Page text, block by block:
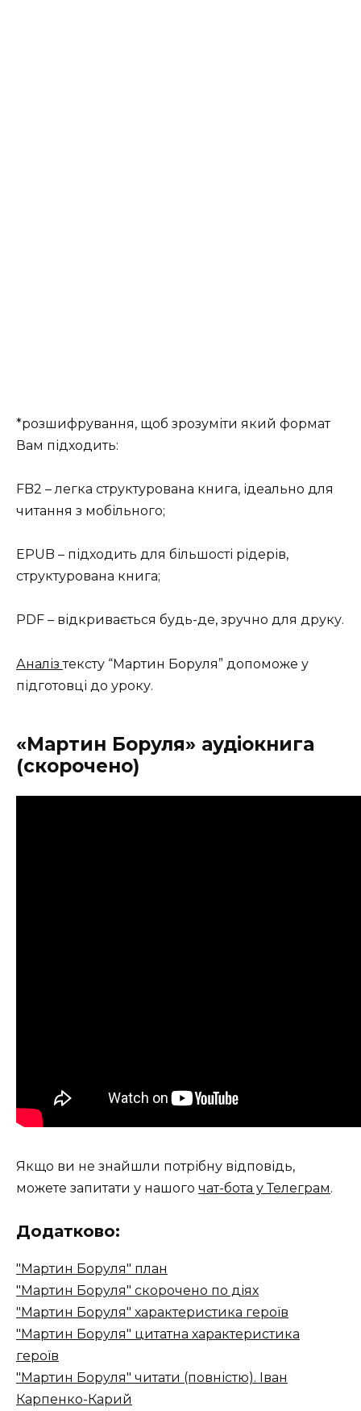
*розшифрування, щоб зрозуміти який формат
Вам підходить:
FB2 – легка структурована книга, ідеально для
читання з мобільного;
EPUB – підходить для більшості рідерів,
структурована книга;
PDF – відкривається будь-де, зручно для друку.
Аналізтексту “Мартин Боруля” допоможе у
підготовці до уроку.
«Мартин Боруля» аудіокнига
(скорочено)
Якщо ви не знайшли потрібну відповідь,
можете запитати у нашого чат-бота у Телеграм.
Додатково:
"Мартин Боруля" план
"Мартин Боруля" скорочено по діях
"Мартин Боруля" характеристика героїв
"Мартин Боруля" цитатна характеристика
героїв
"Мартин Боруля" читати (повністю). Іван
Карпенко-Карий